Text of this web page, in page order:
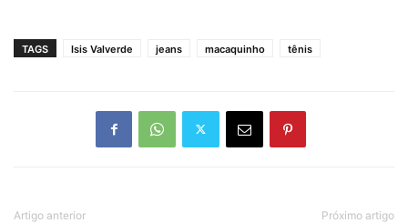
TAGS Isis Valverde jeans macaquinho tênis
Artigo anterior Próximo artigo